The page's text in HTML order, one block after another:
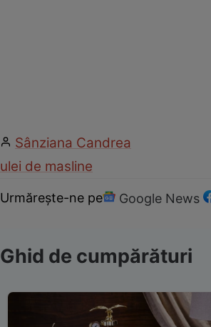
Sânziana Candrea
ulei de masline
Urmărește-ne pe Google News
Ghid de cumpărături